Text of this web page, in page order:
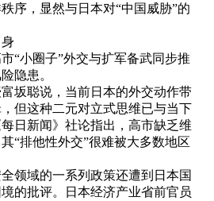
序，显然与日本对“中国威胁”的
小圈子”外交与扩军备武同步推
隐患。
聪说，当前日本的外交动作带
但这种二元对立式思维已与当下
日新闻》社论指出，高市缺乏维
“排他性外交”很难被大多数地区
域的一系列政策还遭到日本国
的批评。日本经济产业省前官员